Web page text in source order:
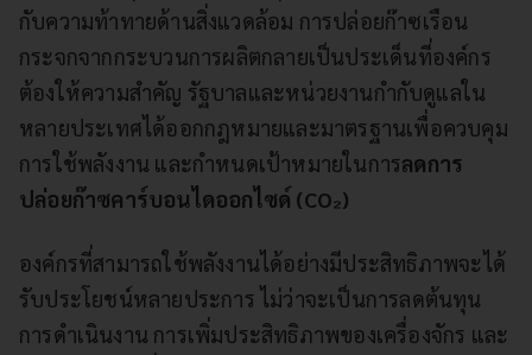
กับความท้าทายด้านสิ่งแวดล้อม การปล่อยก๊าซเรือน
กระจกจากกระบวนการผลิตกลายเป็นประเด็นที่องค์กร
ต้องให้ความสำคัญ รัฐบาลและหน่วยงานกำกับดูแลใน
หลายประเทศได้ออกกฎหมายและมาตรฐานเพื่อควบคุม
การใช้พลังงาน และกำหนดเป้าหมายในการลดการ
ปล่อยก๊าซคาร์บอนไดออกไซด์ (CO₂)
องค์กรที่สามารถใช้พลังงานได้อย่างมีประสิทธิภาพจะได้
รับประโยชน์หลายประการ ไม่ว่าจะเป็นการลดต้นทุน
การดำเนินงาน การเพิ่มประสิทธิภาพของเครื่องจักร และ